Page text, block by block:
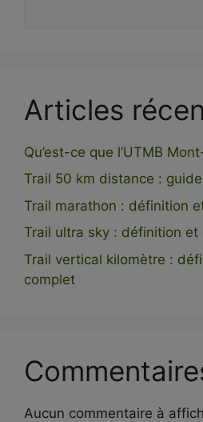
Articles
Qu’est-ce que l’UTMB
Trail 50 km distance :
Trail marathon : définition
Trail ultra sky : définition et
Trail vertical kilomètre :
complet
Aucun commentaire à